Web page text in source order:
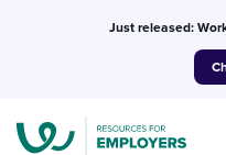
Just released: